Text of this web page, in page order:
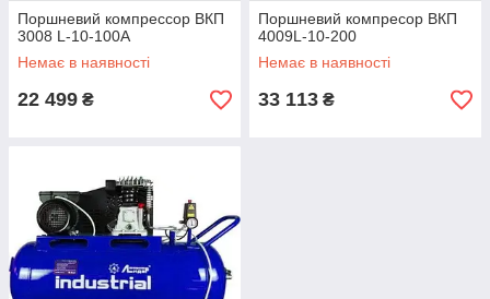
Поршневий компрессор ВКП
3008 L-10-100A
Немає в наявності
22 499 ₴
Поршневий компресор ВКП
4009L-10-200
Немає в наявності
33 113 ₴